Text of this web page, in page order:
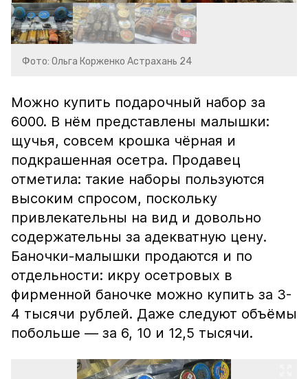
Фото: Ольга Корженко Астрахань 24
Можно купить подарочный набор за
6000. В нём представлены малышки:
щучья, совсем крошка чёрная и
подкрашенная осетра. Продавец
отметила: такие наборы пользуются
высоким спросом, поскольку
привлекательны на вид и довольно
содержательны за адекватную цену.
Баночки-малышки продаются и по
отдельности: икру осетровых в
фирменной баночке можно купить за 3-
4 тысячи рублей. Даже следуют объёмы
побольше — за 6, 10 и 12,5 тысячи.